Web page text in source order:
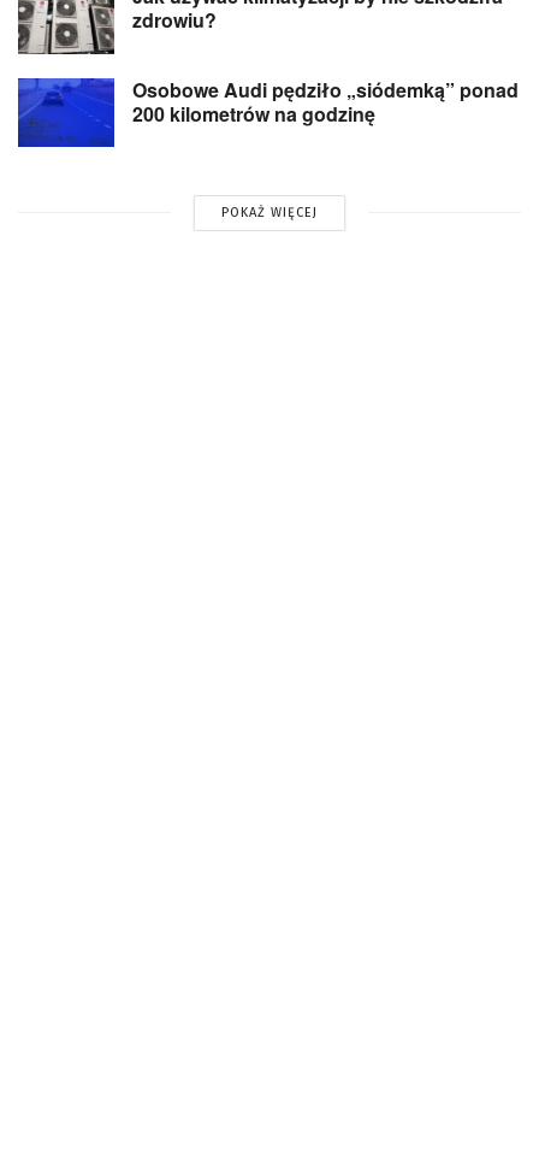
zdrowiu?
Osobowe Audi pędziło „siódemką” ponad
200 kilometrów na godzinę
POKAŻ WIĘCEJ